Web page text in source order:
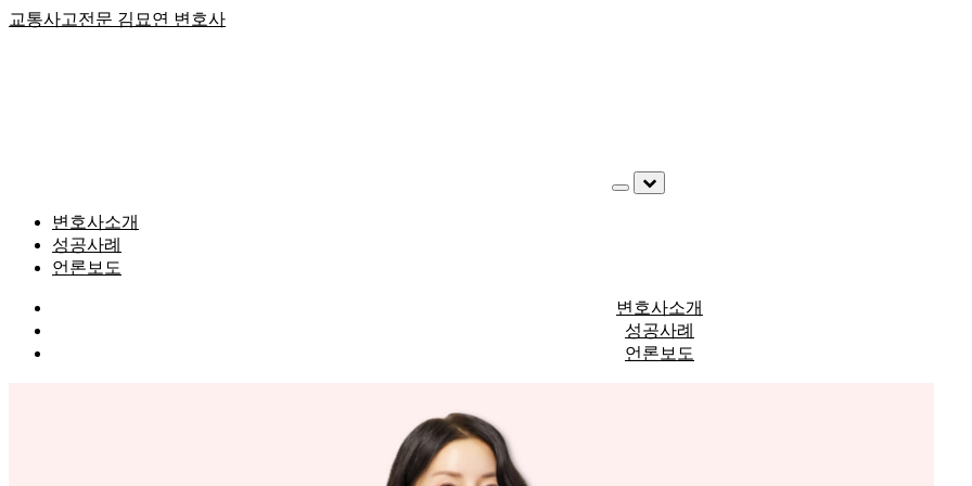
Skip
교통사고전문 김묘연 변호사
변호사소개
성공사례
언론보도
변호사소개
성공사례
언론보도